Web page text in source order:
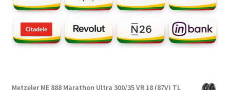
Metzeler ME 888 Marathon Ultra 300/35 VR 18 (87V) TL